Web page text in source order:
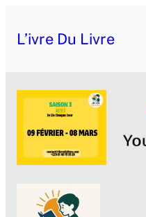
L’ivre Du Livre